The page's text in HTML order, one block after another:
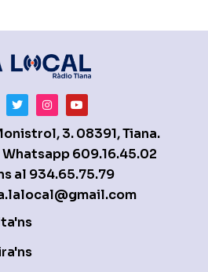
3. 08391, Tiana.
Whatsapp609.16.45.02
al 934.65.75.79